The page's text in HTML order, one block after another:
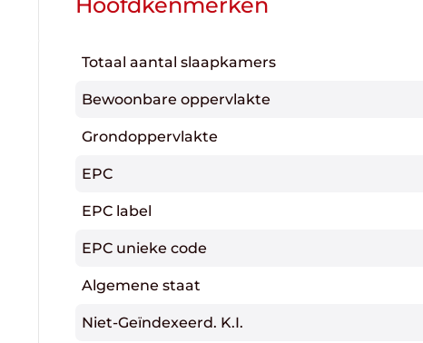
Contacteer Top Vastgoed voor een bezoek op 0475 700 700!
Totaal aantal slaapkamers
Bewoonbare oppervlakte
Grondoppervlakte
EPC
EPC label
EPC unieke code
Algemene staat
Niet-Geïndexeerd. K.I.